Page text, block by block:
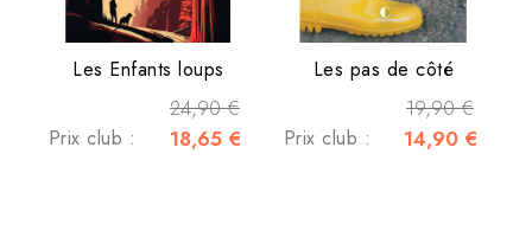
Les Enfants loups
24,90 €
Prix club : 18,65 €
Les pas de côté
19,90 €
Prix club : 14,90 €